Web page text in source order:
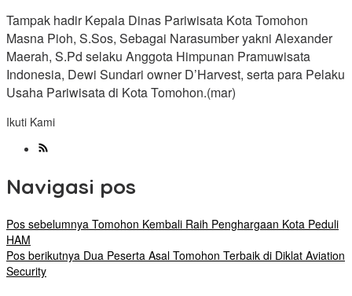
Tampak hadir Kepala Dinas Pariwisata Kota Tomohon
Masna Pioh, S.Sos, Sebagai Narasumber yakni Alexander
Maerah, S.Pd selaku Anggota Himpunan Pramuwisata
Indonesia, Dewi Sundari owner D’Harvest, serta para Pelaku
Usaha Pariwisata di Kota Tomohon.(mar)
Ikuti Kami
Navigasi pos
Pos sebelumnya Tomohon Kembali Raih Penghargaan Kota Peduli
HAM
Pos berikutnya Dua Peserta Asal Tomohon Terbaik di Diklat Aviation
Security